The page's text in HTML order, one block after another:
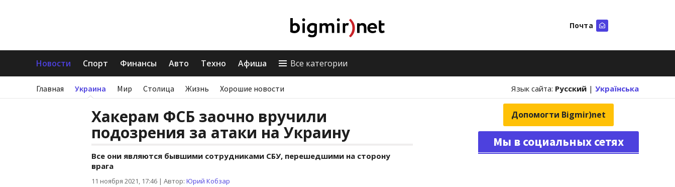
Почта
Новости Спорт Финансы Авто Техно Афиша Все категории
Главная Украина Мир Столица Жизнь Хорошие новости Язык сайта: Русский | Українська
Хакерам ФСБ заочно вручили
подозрения за атаки на Украину
Все они являются бывшими сотрудниками СБУ, перешедшими на сторону
врага
11 ноября 2021, 17:46 | Автор: Юрий Кобзар
Допомогти Bigmir)net
Мы в социальных сетях